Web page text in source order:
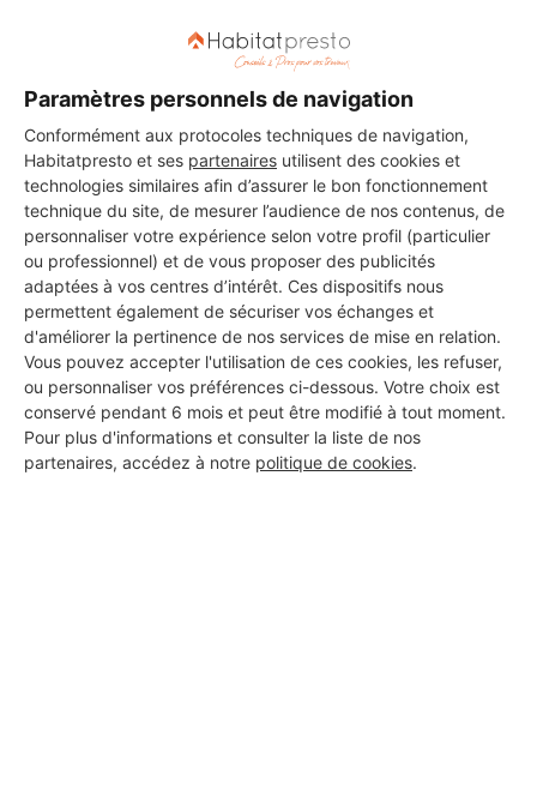
Paramètres personnels de navigation
Conformément aux protocoles techniques de navigation,
Habitatpresto et ses partenaires utilisent des cookies et
technologies similaires afin d’assurer le bon fonctionnement
technique du site, de mesurer l’audience de nos contenus, de
personnaliser votre expérience selon votre profil (particulier
ou professionnel) et de vous proposer des publicités
adaptées à vos centres d’intérêt. Ces dispositifs nous
permettent également de sécuriser vos échanges et
d'améliorer la pertinence de nos services de mise en relation.
Vous pouvez accepter l'utilisation de ces cookies, les refuser,
ou personnaliser vos préférences ci-dessous. Votre choix est
conservé pendant 6 mois et peut être modifié à tout moment.
Pour plus d'informations et consulter la liste de nos
partenaires, accédez à notre politique de cookies.
Vous souhaitez réaliser des travaux et ne savez quel professionnel
choisir ? Demandez des devis travauxauprès de notre réseau de 5 000
DEMANDER UN DEVIS